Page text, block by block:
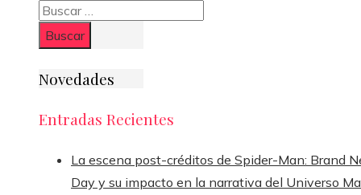
Buscar:
Novedades
Entradas Recientes
La escena post-créditos de Spider-Man: Brand
Day y su impacto en la narrativa del Universo